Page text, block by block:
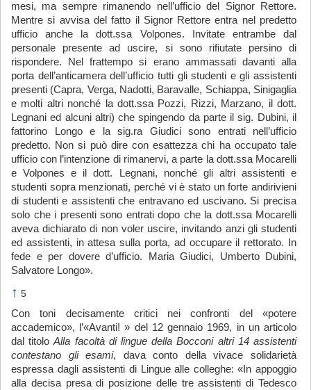
mesi, ma sempre rimanendo nell’ufficio del Signor Rettore.
Mentre si avvisa del fatto il Signor Rettore entra nel predetto
ufficio anche la dott.ssa Volpones. Invitate entrambe dal
personale presente ad uscire, si sono rifiutate persino di
rispondere. Nel frattempo si erano ammassati davanti alla
porta dell’anticamera dell’ufficio tutti gli studenti e gli assistenti
presenti (Capra, Verga, Nadotti, Baravalle, Schiappa, Sinigaglia
e molti altri nonché la dott.ssa Pozzi, Rizzi, Marzano, il dott.
Legnani ed alcuni altri) che spingendo da parte il sig. Dubini, il
fattorino Longo e la sig.ra Giudici sono entrati nell’ufficio
predetto. Non si può dire con esattezza chi ha occupato tale
ufficio con l’intenzione di rimanervi, a parte la dott.ssa Mocarelli
e Volpones e il dott. Legnani, nonché gli altri assistenti e
studenti sopra menzionati, perché vi è stato un forte andirivieni
di studenti e assistenti che entravano ed uscivano. Si precisa
solo che i presenti sono entrati dopo che la dott.ssa Mocarelli
aveva dichiarato di non voler uscire, invitando anzi gli studenti
ed assistenti, in attesa sulla porta, ad occupare il rettorato. In
fede e per dovere d’ufficio. Maria Giudici, Umberto Dubini,
Salvatore Longo».
↑ 5
Con toni decisamente critici nei confronti del «potere
accademico», l’«Avanti! » del 12 gennaio 1969, in un articolo
dal titoloAlla facoltà di lingue della Bocconi altri 14 assistenti
contestano gli esami, dava conto della vivace solidarietà
espressa dagli assistenti di Lingue alle colleghe: «In appoggio
alla decisa presa di posizione delle tre assistenti di Tedesco